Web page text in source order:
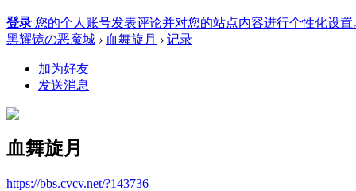
登录 您的个人账号发表评论并对您的站点内容进行个性化设置
黑耀镜の恶魔城 › 血舞旋月 › 记录
加为好友
发送消息
血舞旋月
https://bbs.cvcv.net/?143736